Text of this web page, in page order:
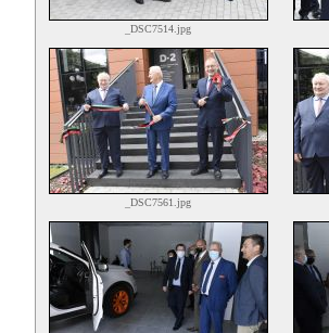
_DSC7514.jpg
_DSC7561.jpg